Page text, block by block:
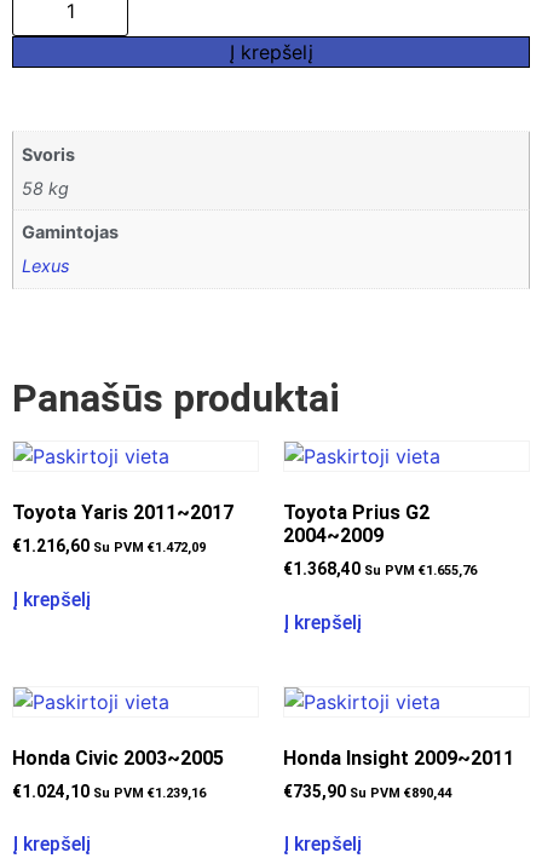
Į krepšelį
Svoris
58 kg
Gamintojas
Lexus
Panašūs produktai
Toyota Yaris 2011~2017
€1.216,60 Su PVM €1.472,09
Į krepšelį
Toyota Prius G2
2004~2009
€1.368,40 Su PVM €1.655,76
Į krepšelį
Honda Civic 2003~2005
€1.024,10 Su PVM €1.239,16
Į krepšelį
Honda Insight 2009~2011
€735,90 Su PVM €890,44
Į krepšelį